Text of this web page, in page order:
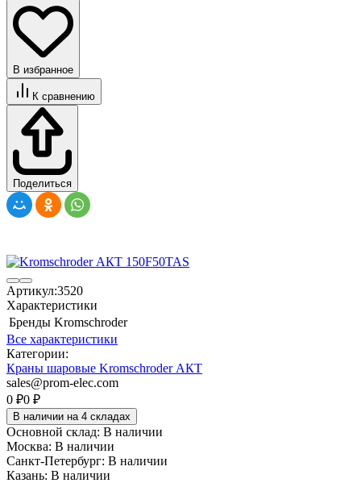
В избранное
К сравнению
Поделиться
Артикул:3520
Характеристики
Бренды Kromschroder
Все характеристики
Категории:
Краны шаровые Kromschroder АКТ
sales@prom-elec.com
0 ₽0 ₽
В наличии на 4 складах
Основной склад: В наличии
Москва: В наличии
Санкт-Петербург: В наличии
Казань: В наличии